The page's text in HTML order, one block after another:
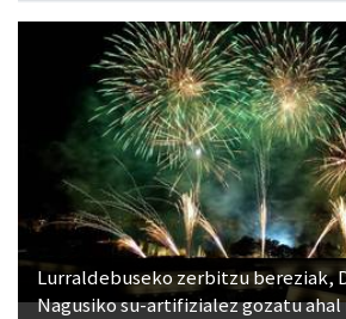
Lurraldebuseko zerbitzu bereziak,
Nagusiko su-artifizialez gozatu